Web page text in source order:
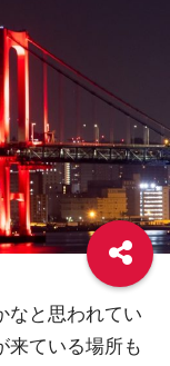
なと思われてい
来ている場所も